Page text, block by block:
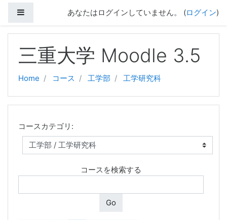
サイドパネルあなたはログインしていません。 (ログイン)
三重大学 Moodle 3.5
Home コース 工学部 工学研究科
コースカテゴリ:
コースを検索する
Go